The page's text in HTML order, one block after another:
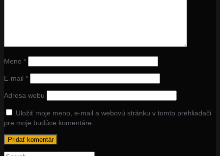
Meno *
E-mail *
Adresa webu
Uložiť moje meno, e-mail a webovú stránku v tomto prehliadači
pre moje budúce komentáre.